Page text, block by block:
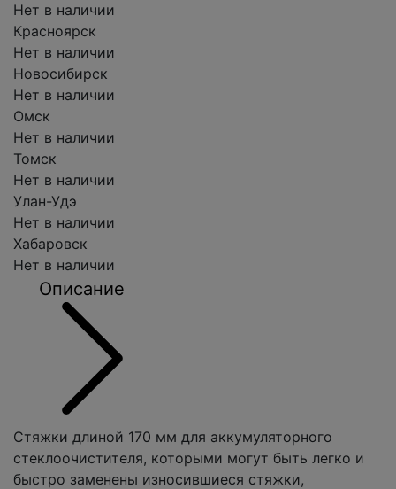
Нет в наличии
Красноярск
Нет в наличии
Новосибирск
Нет в наличии
Омск
Нет в наличии
Томск
Нет в наличии
Улан-Удэ
Нет в наличии
Хабаровск
Нет в наличии
Описание
Стяжки длиной 170 мм для аккумуляторного
стеклоочистителя, которыми могут быть легко и
быстро заменены износившиеся стяжки,